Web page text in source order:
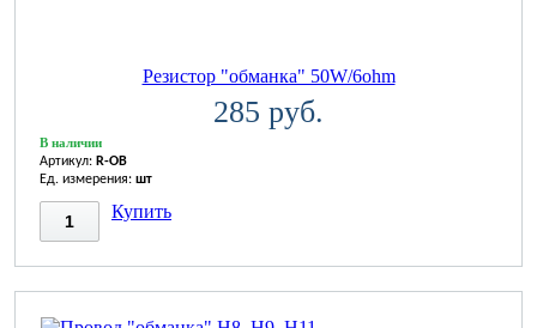
Резистор "обманка" 50W/6ohm
285 руб.
В наличии
Артикул: R-OB
Ед. измерения: шт
Купить